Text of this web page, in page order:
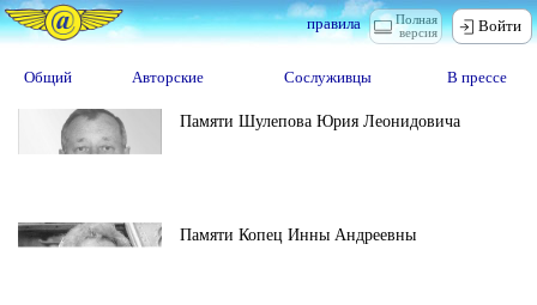
Полная
версия
правила Войти
Общий Авторские Сослуживцы В прессе
Памяти Шулепова Юрия Леонидовича
Памяти Копец Инны Андреевны